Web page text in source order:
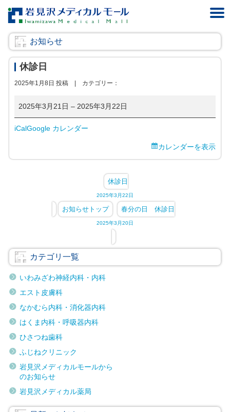
お知らせ
休診日
2025年1月8日 投稿 | カテゴリー：
日
2025年3月21日 – 2025年3月22日
iCalGoogle カレンダー
カレンダーを表示
休診日
2025年3月22日
お知らせトップ 春分の日 休診日
2025年3月20日
カテゴリ一覧
いわみざわ神経内科・内科
エスト皮膚科
なかむら内科・消化器内科
はくま内科・呼吸器内科
ひさつね歯科
ふじねクリニック
岩見沢メディカルモールから
のお知らせ
岩見沢メディカル薬局